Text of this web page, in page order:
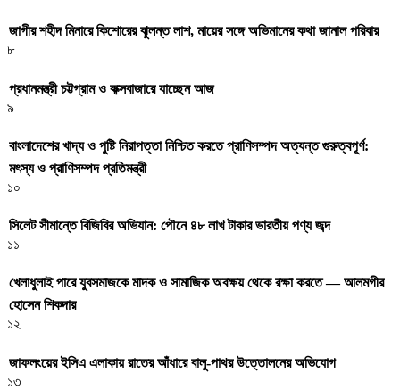
জাগীর শহীদ মিনারে কিশোরের ঝুলন্ত লাশ, মায়ের সঙ্গে অভিমানের কথা জানাল পরিবার
৮
প্রধানমন্ত্রী চট্টগ্রাম ও কক্সবাজারে যাচ্ছেন আজ
৯
বাংলাদেশের খাদ্য ও পুষ্টি নিরাপত্তা নিশ্চিত করতে প্রাণিসম্পদ অত্যন্ত গুরুত্বপূর্ণ:
মৎস্য ও প্রাণিসম্পদ প্রতিমন্ত্রী
১০
সিলেট সীমান্তে বিজিবির অভিযান: পৌনে ৪৮ লাখ টাকার ভারতীয় পণ্য জব্দ
১১
খেলাধুলাই পারে যুবসমাজকে মাদক ও সামাজিক অবক্ষয় থেকে রক্ষা করতে — আলমগীর
হোসেন শিকদার
১২
জাফলংয়ের ইসিএ এলাকায় রাতের আঁধারে বালু-পাথর উত্তোলনের অভিযোগ
১৩